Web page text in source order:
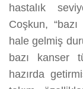
hastalık
Coşkun,
hale gelmiş
bazı kanser
hazırda